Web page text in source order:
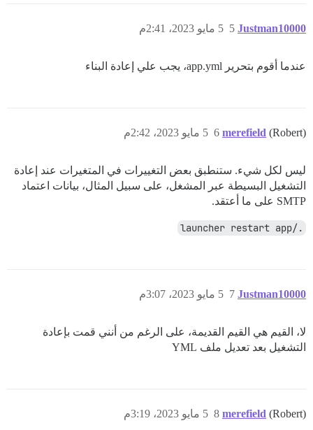
Justman10000 5 مايو 2023، 2:41م 5
عندما أقوم بتحرير app.yml، يجب علي إعادة البناء
merefield (Robert) 5 مايو 2023، 2:42م 6
ليس لكل شيء. ستنطبق بعض التغييرات في المتغيرات عند إعادة
التشغيل البسيطة عبر المشغل، على سبيل المثال، بيانات اعتماد
SMTP على ما أعتقد.
./launcher restart app
Justman10000 5 مايو 2023، 3:07م 7
لا، القيم هي القيم القديمة، على الرغم من أنني قمت بإعادة
التشغيل بعد تعديل ملف YML
merefield (Robert) 5 مايو 2023، 3:19م 8